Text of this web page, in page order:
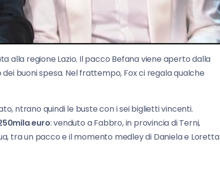
alla regione Lazio. Il pacco Befana viene aperto dalla
buoni spesa. Nel frattempo, Fox ci regala qualche
ntrano quindi le buste con i sei biglietti vincenti.
euro: venduto a Fabbro, in provincia di Terni,
tra un pacco e il momento medley di Daniela e Loretta